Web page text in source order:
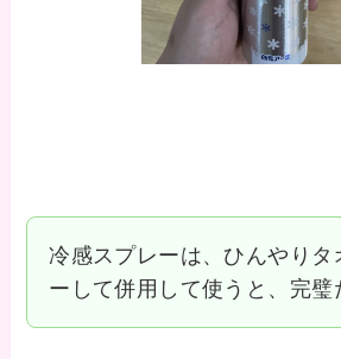
冷感スプレーは、ひんやりタ
ーして併用して使うと、完璧